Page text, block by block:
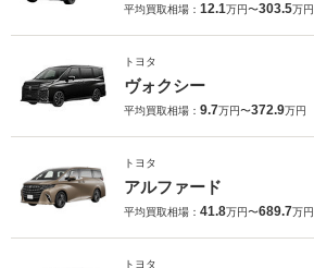
平均買取相場： 12.1万円〜303.5万円
トヨタ
ヴォクシー
平均買取相場： 9.7万円〜372.9万円
トヨタ
アルファード
平均買取相場： 41.8万円〜689.7万円
トヨタ